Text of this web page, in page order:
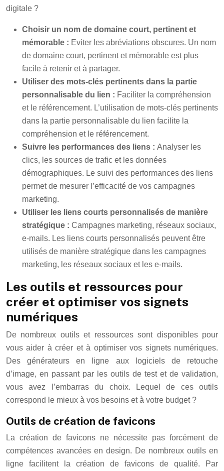
digitale ?
Choisir un nom de domaine court, pertinent et
mémorable : Eviter les abréviations obscures. Un nom
de domaine court, pertinent et mémorable est plus
facile à retenir et à partager.
Utiliser des mots-clés pertinents dans la partie
personnalisable du lien : Faciliter la compréhension
et le référencement. L’utilisation de mots-clés pertinents
dans la partie personnalisable du lien facilite la
compréhension et le référencement.
Suivre les performances des liens : Analyser les
clics, les sources de trafic et les données
démographiques. Le suivi des performances des liens
permet de mesurer l’efficacité de vos campagnes
marketing.
Utiliser les liens courts personnalisés de manière
stratégique : Campagnes marketing, réseaux sociaux,
e-mails. Les liens courts personnalisés peuvent être
utilisés de manière stratégique dans les campagnes
marketing, les réseaux sociaux et les e-mails.
Les outils et ressources pour
créer et optimiser vos signets
numériques
De nombreux outils et ressources sont disponibles pour
vous aider à créer et à optimiser vos signets numériques.
Des générateurs en ligne aux logiciels de retouche
d’image, en passant par les outils de test et de validation,
vous avez l’embarras du choix. Lequel de ces outils
correspond le mieux à vos besoins et à votre budget ?
Outils de création de favicons
La création de favicons ne nécessite pas forcément de
compétences avancées en design. De nombreux outils en
ligne facilitent la création de favicons de qualité. Par